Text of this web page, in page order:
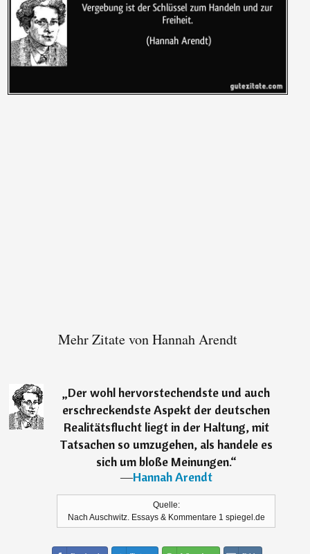
Mehr Zitate von Hannah Arendt
„Der wohl hervorstechendste und auch
erschreckendste Aspekt der deutschen
Realitätsflucht liegt in der Haltung, mit
Tatsachen so umzugehen, als handele es
sich um bloße Meinungen.“
―Hannah Arendt
Quelle:
Nach Auschwitz. Essays & Kommentare 1 spiegel.de